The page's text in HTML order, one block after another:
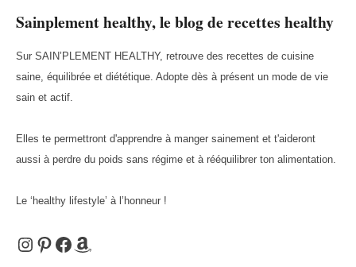
Sainplement healthy, le blog de recettes healthy
Sur SAIN’PLEMENT HEALTHY, retrouve des recettes de cuisine
saine, équilibrée et diététique. Adopte dès à présent un mode de vie
sain et actif.
Elles te permettront d'apprendre à manger sainement et t'aideront
aussi à perdre du poids sans régime et à rééquilibrer ton alimentation.
Le ‘healthy lifestyle’ à l’honneur !
Instagram
Pinterest
Facebook
Amazon